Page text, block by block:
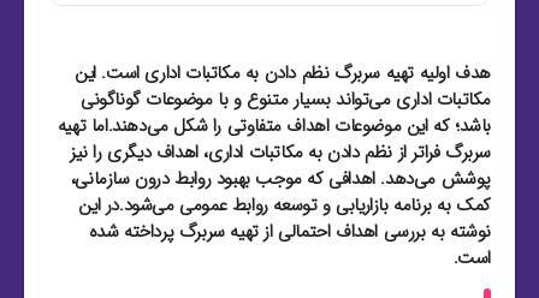
هدف اولیه تهیه سربرگ نظم دادن به مکاتبات اداری است. این
مکاتبات اداری می‌تواند بسیار متنوع و با موضوعات گوناگونی
باشد؛ که این موضوعات اهداف متفاوتی را شکل می‌دهند.اما تهیه
سربرگ فراتر از نظم دادن به مکاتبات اداری، اهداف دیگری را نیز
پوشش می‌دهد. اهدافی که موجب بهبود روابط درون سازمانی،
کمک به برنامه بازاریابی و توسعه روابط عمومی می‌شود.در این
نوشته به بررسی اهداف احتمالی از تهیه سربرگ پرداخته شده
است.